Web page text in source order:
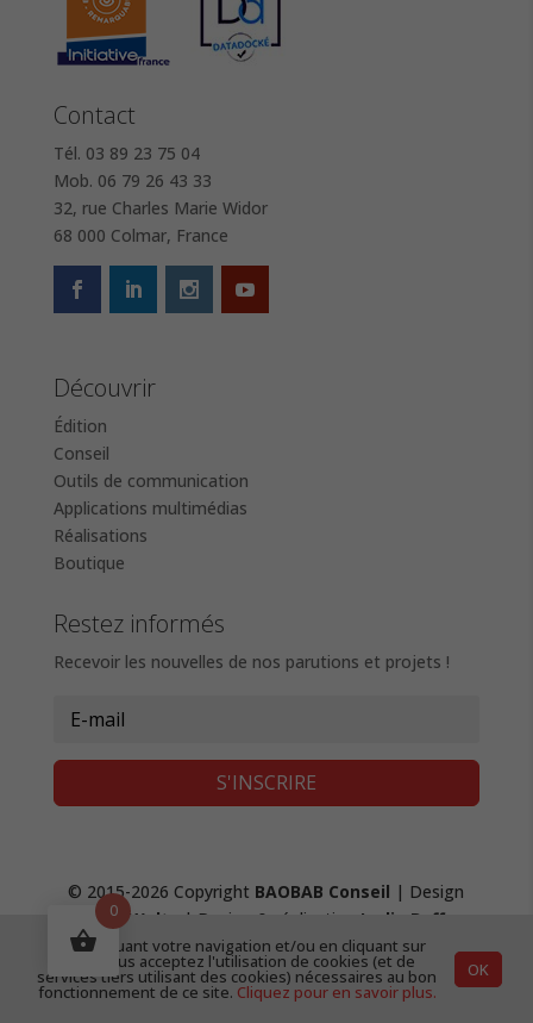
Contact
Tél. 03 89 23 75 04
Mob. 06 79 26 43 33
32, rue Charles Marie Widor
68 000 Colmar, France
Découvrir
Édition
Conseil
Outils de communication
Applications multimédias
Réalisations
Boutique
Restez informés
Recevoir les nouvelles de nos parutions et projets !
S'INSCRIRE
© 2015-2026 Copyright BAOBAB Conseil | Design
Fanny Waltz
| Design & réalisation Lydie Boffy
création de site web|Mentions Légales &
Confidentialité|CGV
0
En continuant votre navigation et/ou en cliquant sur
"OK", vous acceptez l'utilisation de cookies (et de
services tiers utilisant des cookies) nécessaires au bon
fonctionnement de ce site. Cliquez pour en savoir plus.
OK